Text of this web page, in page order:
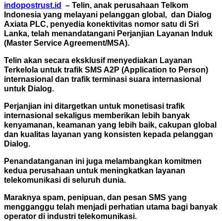
indopostrust.id
– Telin, anak perusahaan Telkom
Indonesia yang melayani pelanggan global, dan Dialog
Axiata PLC, penyedia konektivitas nomor satu di Sri
Lanka, telah menandatangani Perjanjian Layanan Induk
(Master Service Agreement/MSA).
Telin akan secara eksklusif menyediakan Layanan
Terkelola untuk trafik SMS A2P (Application to Person)
internasional dan trafik terminasi suara internasional
untuk Dialog.
Perjanjian ini ditargetkan untuk monetisasi trafik
internasional sekaligus memberikan lebih banyak
kenyamanan, keamanan yang lebih baik, cakupan global
dan kualitas layanan yang konsisten kepada pelanggan
Dialog.
Penandatanganan ini juga melambangkan komitmen
kedua perusahaan untuk meningkatkan layanan
telekomunikasi di seluruh dunia.
Maraknya spam, penipuan, dan pesan SMS yang
mengganggu telah menjadi perhatian utama bagi banyak
operator di industri telekomunikasi.